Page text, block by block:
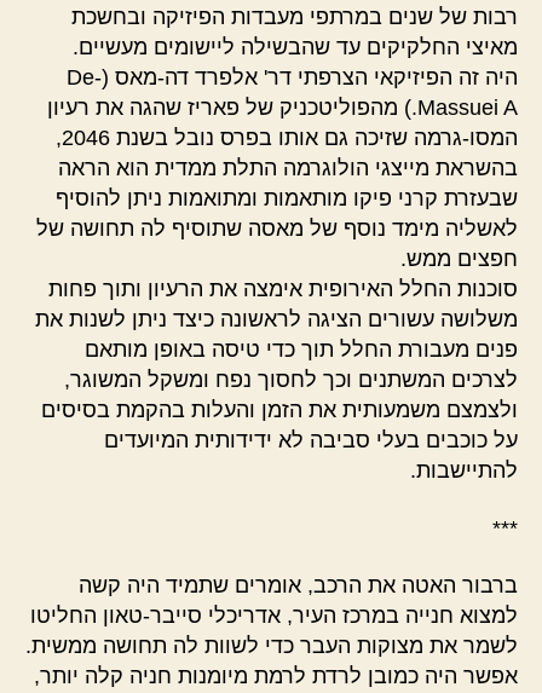
רבות של שנים במרתפי מעבדות הפיזיקה ובחשכת
מאיצי החלקיקים עד שהבשילה ליישומים מעשיים.
היה זה הפיזיקאי הצרפתי דר' אלפרד דה-מאס (De-
Massuei A.) מהפוליטכניק של פאריז שהגה את רעיון
המסו-גרמה שזיכה גם אותו בפרס נובל בשנת 2046,
בהשראת מייצגי הולוגרמה התלת ממדית הוא הראה
שבעזרת קרני פיקו מותאמות ומתואמות ניתן להוסיף
לאשליה מימד נוסף של מאסה שתוסיף לה תחושה של
חפצים ממש.
סוכנות החלל האירופית אימצה את הרעיון ותוך פחות
משלושה עשורים הציגה לראשונה כיצד ניתן לשנות את
פנים מעבורת החלל תוך כדי טיסה באופן מותאם
לצרכים המשתנים וכך לחסוך נפח ומשקל המשוגר,
ולצמצם משמעותית את הזמן והעלות בהקמת בסיסים
על כוכבים בעלי סביבה לא ידידותית המיועדים
להתיישבות.
***
ברבור האטה את הרכב, אומרים שתמיד היה קשה
למצוא חנייה במרכז העיר, אדריכלי סייבר-טאון החליטו
לשמר את מצוקות העבר כדי לשוות לה תחושה ממשית.
אפשר היה כמובן לרדת לרמת מיומנות חניה קלה יותר,